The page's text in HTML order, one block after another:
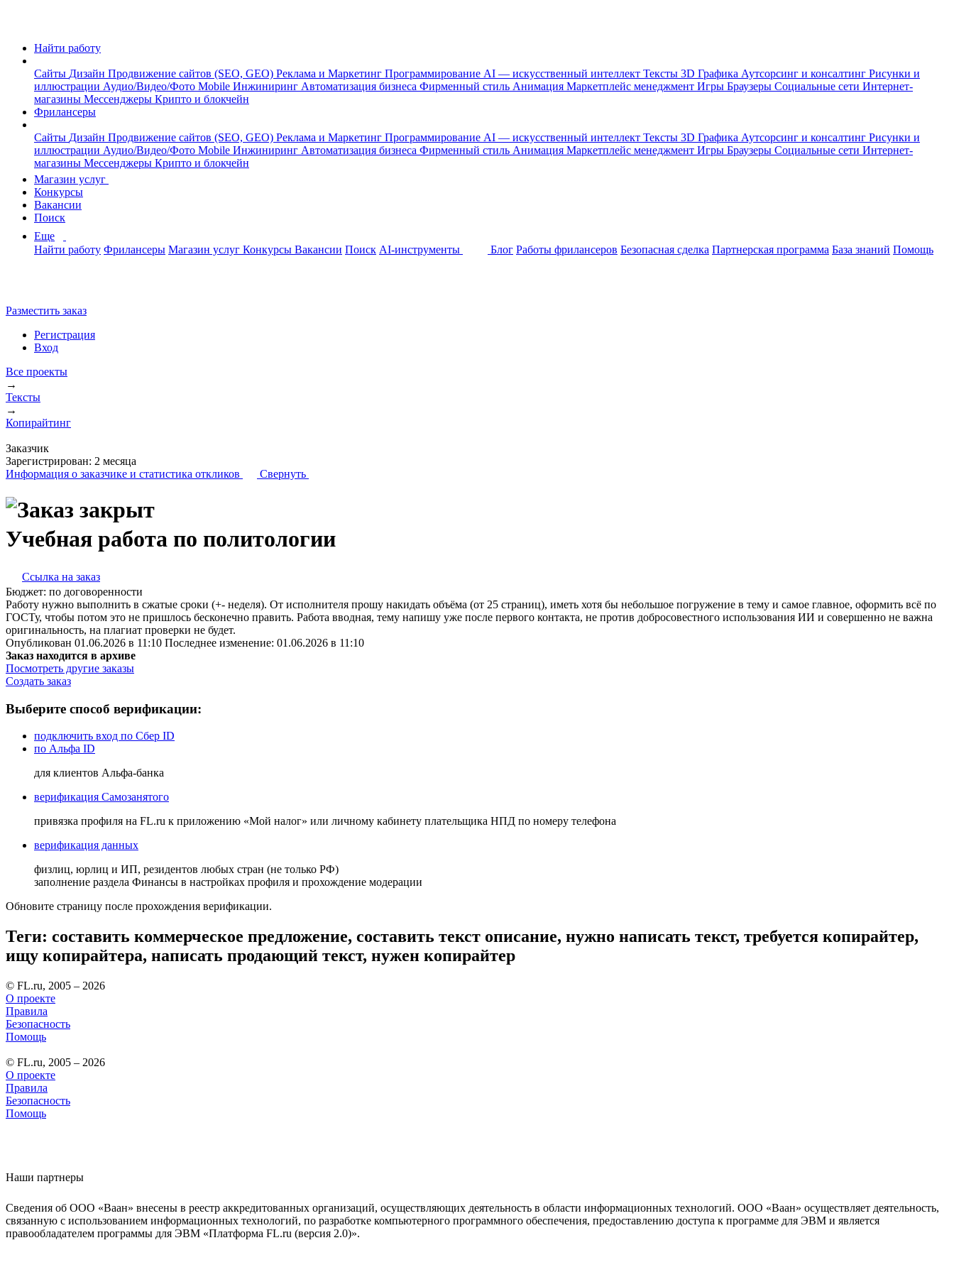
Найти работу
Сайты Дизайн Продвижение сайтов (SEO, GEO) Реклама и Маркетинг Программирование AI — искусственный интеллект Тексты 3D Графика Аутсорсинг и консалтинг Рисунки и
иллюстрации Аудио/Видео/Фото Mobile Инжиниринг Автоматизация бизнеса Фирменный стиль Анимация Маркетплейс менеджмент Игры Браузеры Социальные сети Интернет-
магазины Мессенджеры Крипто и блокчейн
Фрилансеры
Сайты Дизайн Продвижение сайтов (SEO, GEO) Реклама и Маркетинг Программирование AI — искусственный интеллект Тексты 3D Графика Аутсорсинг и консалтинг Рисунки и
иллюстрации Аудио/Видео/Фото Mobile Инжиниринг Автоматизация бизнеса Фирменный стиль Анимация Маркетплейс менеджмент Игры Браузеры Социальные сети Интернет-
магазины Мессенджеры Крипто и блокчейн
Магазин услуг
Конкурсы
Вакансии
Поиск
Еще
Найти работу Фрилансеры Магазин услуг Конкурсы Вакансии Поиск AI-инструменты Блог Работы фрилансеров Безопасная сделка Партнерская программа База знаний Помощь
Разместить заказ
Регистрация
Вход
Все проекты
→
Тексты
→
Копирайтинг
Заказчик
Зарегистрирован: 2 месяца
Информация о заказчике и статистика откликов Свернуть
Учебная работа по политологии
Ссылка на заказ
Бюджет: по договоренности
Работу нужно выполнить в сжатые сроки (+- неделя). От исполнителя прошу накидать объёма (от 25 страниц), иметь хотя бы небольшое погружение в тему и самое главное, оформить всё по
ГОСТу, чтобы потом это не пришлось бесконечно править. Работа вводная, тему напишу уже после первого контакта, не против добросовестного использования ИИ и совершенно не важна
оригинальность, на плагиат проверки не будет.
Опубликован 01.06.2026 в 11:10 Последнее изменение: 01.06.2026 в 11:10
Заказ находится в архиве
Посмотреть другие заказы
Создать заказ
Выберите способ верификации:
подключить вход по Сбер ID
по Альфа ID
для клиентов Альфа-банка
верификация Самозанятого
привязка профиля на FL.ru к приложению «Мой налог» или личному кабинету плательщика НПД по номеру телефона
верификация данных
физлиц, юрлиц и ИП, резидентов любых стран (не только РФ)
заполнение раздела Финансы в настройках профиля и прохождение модерации
Обновите страницу после прохождения верификации.
Теги: составить коммерческое предложение, составить текст описание, нужно написать текст, требуется копирайтер,
ищу копирайтера, написать продающий текст, нужен копирайтер
© FL.ru, 2005 – 2026
О проекте
Правила
Безопасность
Помощь
© FL.ru, 2005 – 2026
О проекте
Правила
Безопасность
Помощь
Наши партнеры
Сведения об ООО «Ваан» внесены в реестр аккредитованных организаций, осуществляющих деятельность в области информационных технологий. ООО «Ваан» осуществляет деятельность,
связанную с использованием информационных технологий, по разработке компьютерного программного обеспечения, предоставлению доступа к программе для ЭВМ и является
правообладателем программы для ЭВМ «Платформа FL.ru (версия 2.0)».